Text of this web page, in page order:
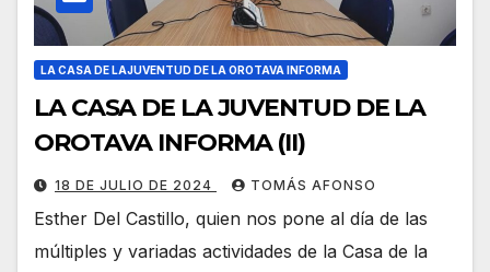
LA CASA DE LAJUVENTUD DE LA OROTAVA INFORMA
LA CASA DE LA JUVENTUD DE LA
OROTAVA INFORMA (II)
18 DE JULIO DE 2024 TOMÁS AFONSO
Esther Del Castillo, quien nos pone al día de las
múltiples y variadas actividades de la Casa de la